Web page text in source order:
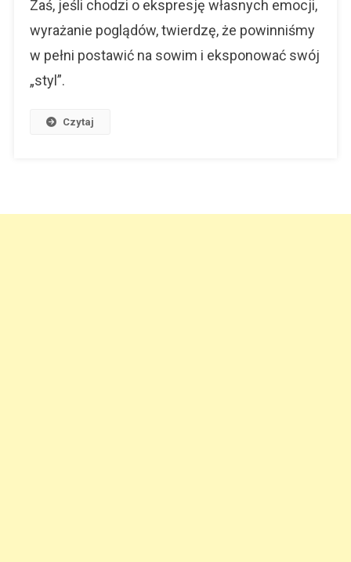
Zaś, jeśli chodzi o ekspresję własnych emocji,
wyrażanie poglądów, twierdzę, że powinniśmy
w pełni postawić na sowim i eksponować swój
„styl”.
Czytaj